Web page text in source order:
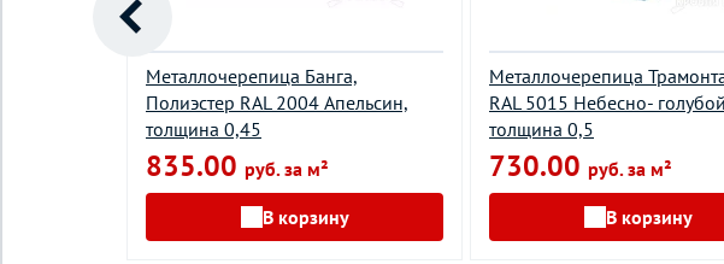
Металлочерепица Банга,
Полиэстер RAL 2004 Апельсин,
толщина 0,45
835.00 руб. за м²
В корзину
Металлочерепица
RAL 5015 Небесно-
толщина 0,5
730.00 руб. за м²
В корзину